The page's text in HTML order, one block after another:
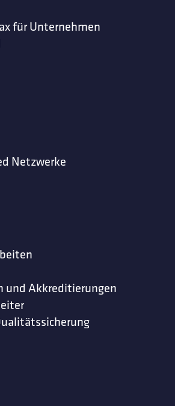
für Unternehmen
Netzwerke
und Akkreditierungen